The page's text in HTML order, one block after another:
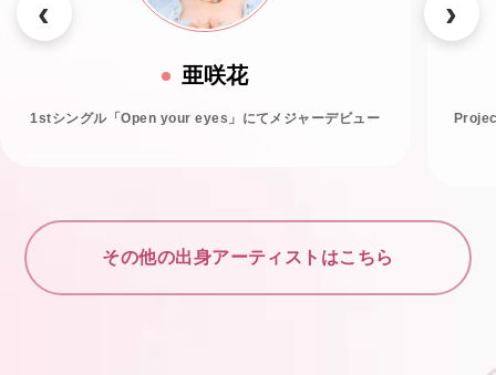
亜咲花
1stシングル「Open your eyes」にてメジャーデビュー
その他の出身アーティストはこちら